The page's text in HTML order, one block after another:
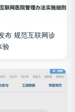
布 规范互联网诊
验